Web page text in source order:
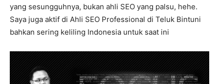
yang sesungguhnya, bukan ahli SEO yang palsu, hehe.
Saya juga aktif di Ahli SEO Professional di Teluk Bintuni
bahkan sering keliling Indonesia untuk saat ini